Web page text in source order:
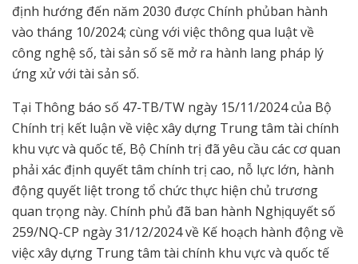
định hướng đến năm 2030 được Chính phủban hành
vào tháng 10/2024; cùng với việc thông qua luật về
công nghệ số, tài sản số sẽ mở ra hành lang pháp lý
ứng xử với tài sản số.
Tại Thông báo số 47-TB/TW ngày 15/11/2024 của Bộ
Chính trị kết luận về việc xây dựng Trung tâm tài chính
khu vực và quốc tế, Bộ Chính trị đã yêu cầu các cơ quan
phải xác định quyết tâm chính trị cao, nỗ lực lớn, hành
động quyết liệt trong tổ chức thực hiện chủ trương
quan trọng này. Chính phủ đã ban hành Nghịquyết số
259/NQ-CP ngày 31/12/2024 về Kế hoạch hành động về
việc xây dựng Trung tâm tài chính khu vực và quốc tế